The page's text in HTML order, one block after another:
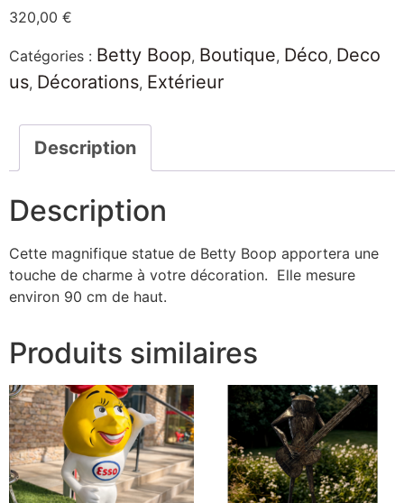
320,00 €
Catégories : Betty Boop, Boutique, Déco, Deco
us, Décorations, Extérieur
Description
Description
Cette magnifique statue de Betty Boop apportera une
touche de charme à votre décoration. Elle mesure
environ 90 cm de haut.
Produits similaires